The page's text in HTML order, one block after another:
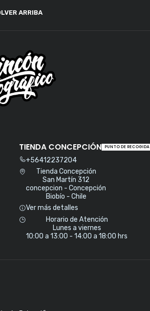
ARRIBA
TIENDA CONCEPCIÓN PUNTO DE RECOGIDA
+56412237204
Tienda Concepción
San Martín 312
concepcion - Concepción
Biobío - Chile
Ver más detalles
Horario de Atención
Lunes a viernes
10:00 a 13:00 - 14:00 a 18:00 hrs